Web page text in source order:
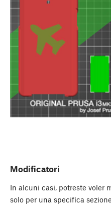
Modificatori
In alcuni casi, potreste voler
solo per una specifica